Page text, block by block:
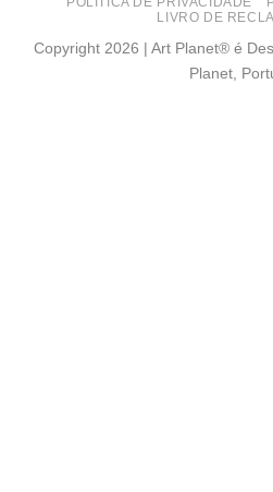
LIVRO DE
Copyright 2026 | Art Planet® é
Planet,